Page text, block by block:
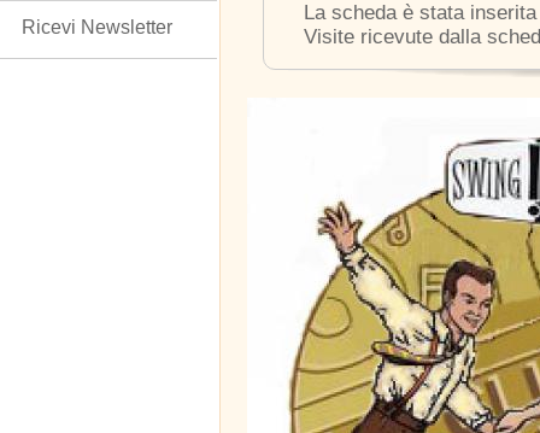
La scheda è stata
Visite ricevute dalla
Ricevi Newsletter